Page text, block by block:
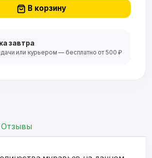
В корзину
завтра
или курьером — бесплатно от 500 ₽
Отзывы